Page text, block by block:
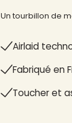
Un tourbillon de
Airlaid
Fabriqué en
Toucher et